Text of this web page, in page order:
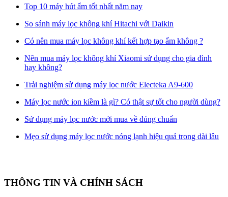
Top 10 máy hút ẩm tốt nhất năm nay
So sánh máy lọc không khí Hitachi với Daikin
Có nên mua máy lọc không khí kết hợp tạo ẩm không ?
Nên mua máy lọc không khí Xiaomi sử dụng cho gia đình
hay không?
Trải nghiệm sử dụng máy lọc nước Electeka A9-600
Máy lọc nước ion kiềm là gì? Có thật sự tốt cho người dùng?
Sử dụng máy lọc nước mới mua về đúng chuẩn
Mẹo sử dụng máy lọc nước nóng lạnh hiệu quả trong dài lâu
THÔNG TIN VÀ CHÍNH SÁCH